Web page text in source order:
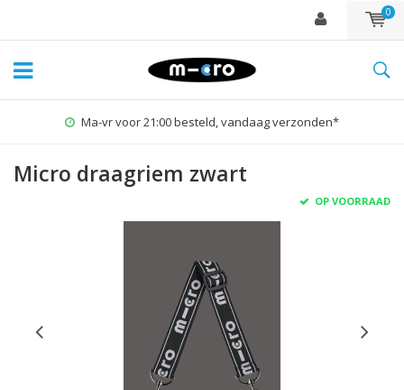
0
Ma-vr voor 21:00 besteld, vandaag verzonden*
Micro draagriem zwart
OP VOORRAAD